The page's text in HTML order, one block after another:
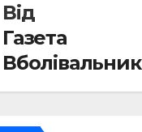
Від
Газета
Вболівальник